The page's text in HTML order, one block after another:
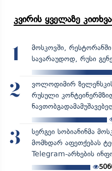
კვირის ყველაზე
1
მოსკოვში,
სავარაუდოდ, რუსი
2
ვოლოდიმირ
რუსული
3
სერგეი სობიანინმა
მომხდარ აფეთქებას
Telegram-არხების